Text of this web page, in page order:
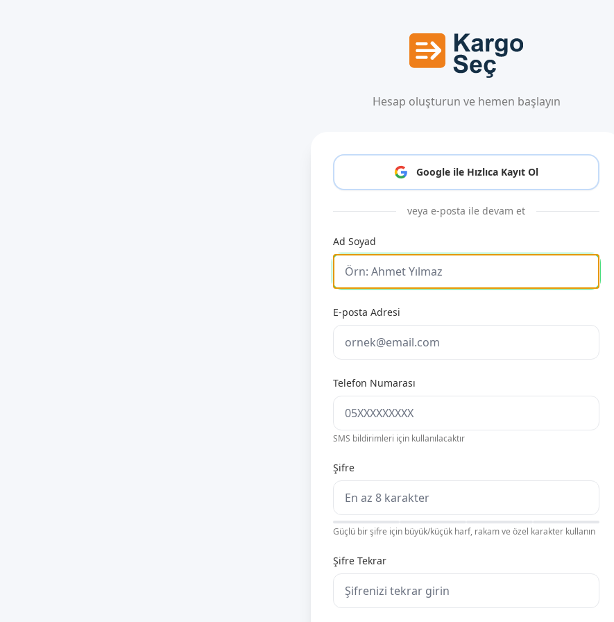
Hesap oluşturun ve hemen başlayın
Google ile Hızlıca Kayıt Ol
veya e-posta ile devam et
Ad Soyad
E-posta Adresi
Telefon Numarası
SMS bildirimleri için kullanılacaktır
Şifre
Güçlü bir şifre için büyük/küçük harf, rakam ve özel karakter kullanın
Şifre Tekrar